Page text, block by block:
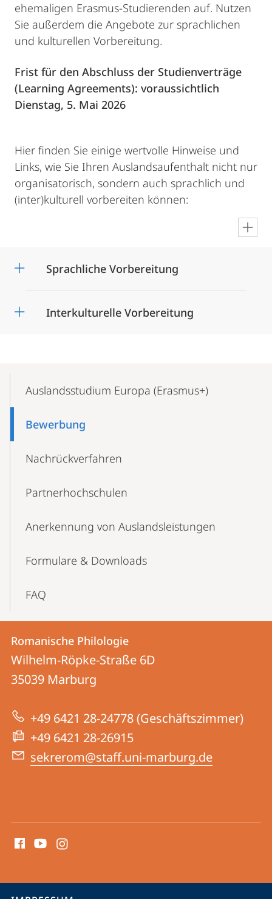
ehemaligen Erasmus-Studierenden auf. Nutzen
Sie außerdem die Angebote zur sprachlichen
und kulturellen Vorbereitung.
Frist für den Abschluss der Studienverträge
(Learning Agreements): voraussichtlich
Dienstag, 5. Mai 2026
Hier finden Sie einige wertvolle Hinweise und
Links, wie Sie Ihren Auslandsaufenthalt nicht nur
organisatorisch, sondern auch sprachlich und
(inter)kulturell vorbereiten können:
Sprachliche Vorbereitung
Interkulturelle Vorbereitung
NavigationAuslandsstudium Europa (Erasmus+)
Bewerbung
Nachrückverfahren
Partnerhochschulen
Anerkennung von Auslandsleistungen
Formulare & Downloads
FAQ
Kontakt
und
Informationen
zur
Website
Kontaktinformationen
Romanische
Philologie
Romanische Philologie
Wilhelm-Röpke-Straße 6D
35039 Marburg
+49 6421 28-24778 (Geschäftszimmer)
+49 6421 28-26915
sekrerom@staff.uni-marburg.de
Media